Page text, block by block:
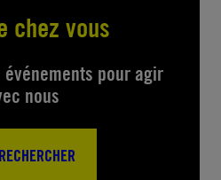
chez vous
événements pour agir
nous
RECHERCHER